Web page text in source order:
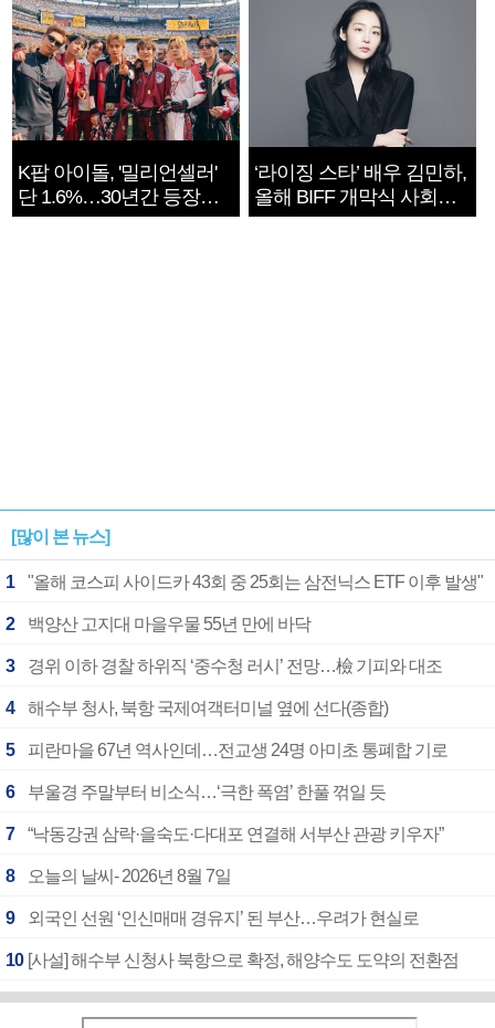
K팝 아이돌, '밀리언셀러'
단 1.6%…30년간 등장
1182개팀 전수조사
‘라이징 스타’ 배우 김민하,
올해 BIFF 개막식 사회자
확정
[많이 본 뉴스]
1 "올해 코스피 사이드카 43회 중 25회는 삼전닉스 ETF 이후 발생"
2 백양산 고지대 마을우물 55년 만에 바닥
3 경위 이하 경찰 하위직 ‘중수청 러시’ 전망…檢 기피와 대조
4 해수부 청사, 북항 국제여객터미널 옆에 선다(종합)
5 피란마을 67년 역사인데…전교생 24명 아미초 통폐합 기로
6 부울경 주말부터 비소식…‘극한 폭염’ 한풀 꺾일 듯
7 “낙동강권 삼락·을숙도·다대포 연결해 서부산 관광 키우자”
8 오늘의 날씨- 2026년 8월 7일
9 외국인 선원 ‘인신매매 경유지’ 된 부산…우려가 현실로
10 [사설] 해수부 신청사 북항으로 확정, 해양수도 도약의 전환점